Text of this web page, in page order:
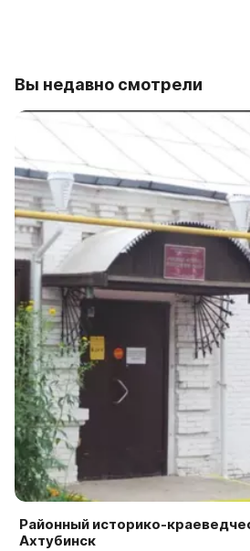
Вы недавно смотрели
Районный историко-
Ахтубинск